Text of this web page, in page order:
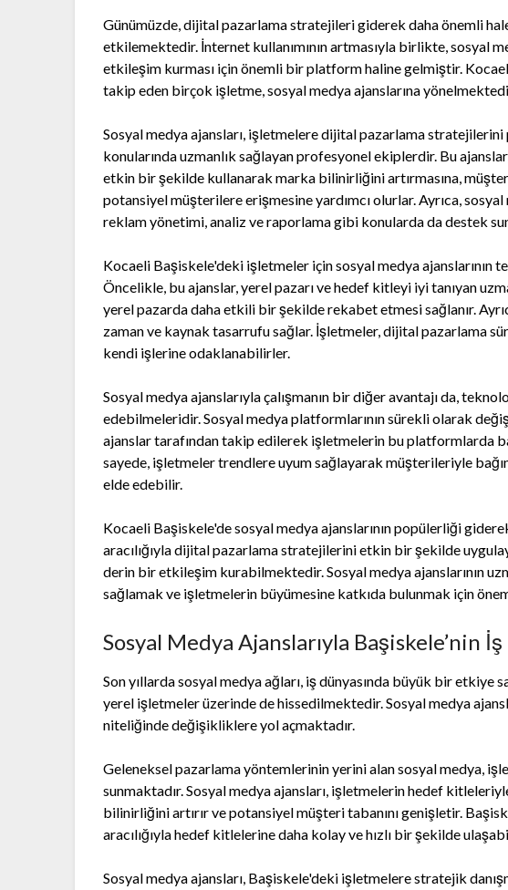
Günümüzde, dijital pazarlama stratejileri giderek daha önemli
etkilemektedir. İnternet kullanımının artmasıyla birlikte, sosyal
etkileşim kurması için önemli bir platform haline gelmiştir.
takip eden birçok işletme, sosyal medya ajanslarına
Sosyal medya ajansları, işletmelere dijital pazarlama
konularında uzmanlık sağlayan profesyonel ekiplerdir. Bu
etkin bir şekilde kullanarak marka bilinirliğini artırmasına,
potansiyel müşterilere erişmesine yardımcı olurlar. Ayrıca,
reklam yönetimi, analiz ve raporlama gibi konularda da destek
Kocaeli Başiskele'deki işletmeler için sosyal medya ajanslarının
Öncelikle, bu ajanslar, yerel pazarı ve hedef kitleyi iyi tanıyan
yerel pazarda daha etkili bir şekilde rekabet etmesi sağlanır.
zaman ve kaynak tasarrufu sağlar. İşletmeler, dijital pazarlama
kendi işlerine odaklanabilirler.
Sosyal medya ajanslarıyla çalışmanın bir diğer avantajı da,
edebilmeleridir. Sosyal medya platformlarının sürekli olarak
ajanslar tarafından takip edilerek işletmelerin bu platformlarda
sayede, işletmeler trendlere uyum sağlayarak müşterileriyle
elde edebilir.
Kocaeli Başiskele'de sosyal medya ajanslarının popülerliği
aracılığıyla dijital pazarlama stratejilerini etkin bir şekilde
derin bir etkileşim kurabilmektedir. Sosyal medya ajanslarının
sağlamak ve işletmelerin büyümesine katkıda bulunmak için
Sosyal Medya Ajanslarıyla Başiskele’nin
Son yıllarda sosyal medya ağları, iş dünyasında büyük bir
yerel işletmeler üzerinde de hissedilmektedir. Sosyal medya
niteliğinde değişikliklere yol açmaktadır.
Geleneksel pazarlama yöntemlerinin yerini alan sosyal medya,
sunmaktadır. Sosyal medya ajansları, işletmelerin hedef
bilinirliğini artırır ve potansiyel müşteri tabanını genişletir.
aracılığıyla hedef kitlelerine daha kolay ve hızlı bir şekilde
Sosyal medya ajansları, Başiskele'deki işletmelere stratejik